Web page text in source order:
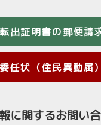
転出証明書の郵便
委任状（住民異動
に関するお問い